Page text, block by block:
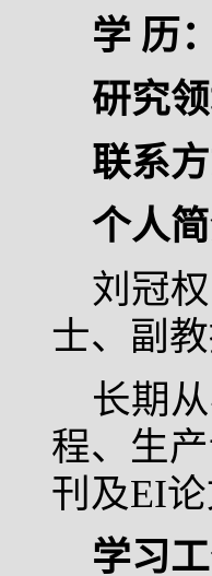
学 历
研究
联系
个人
刘冠
士、副
长期
程、生
刊及EI
学习